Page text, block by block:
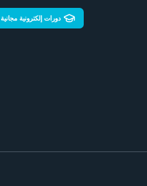
دورات إلكترونية مجانية